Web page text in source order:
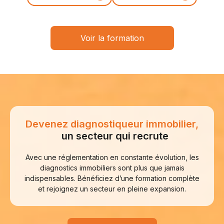
Voir la formation
Devenez diagnostiqueur immobilier,
un secteur qui recrute
Avec une réglementation en constante évolution, les
diagnostics immobiliers sont plus que jamais
indispensables. Bénéficiez d’une formation complète
et rejoignez un secteur en pleine expansion.